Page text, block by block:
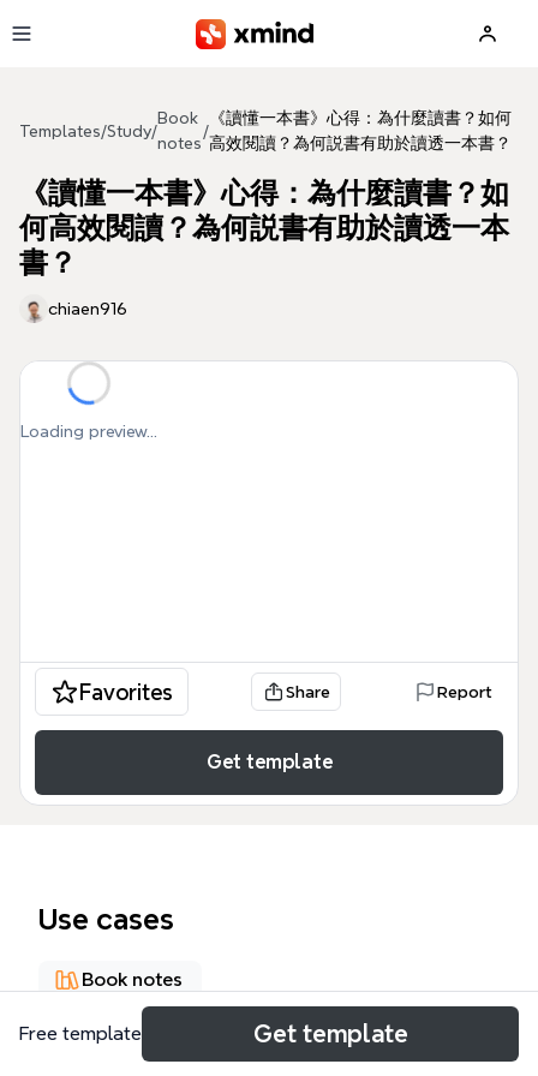
Templates/Study/
Book
notes
/
《讀懂一本書》心得：為什麼讀書？如何
高效閱讀？為何説書有助於讀透一本書？
《讀懂一本書》心得：為什麼讀書？如
何高效閱讀？為何説書有助於讀透一本
書？
chiaen916
Loading preview...
Favorites Share Report
Get template
Use cases
Book notes
Free template Get template